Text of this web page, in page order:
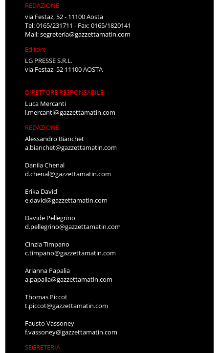
REDAZIONE
via Festaz, 52 - 11100 Aosta
Tel: 0165/231711 - Fax: 0165/1820141
Mail:segreteria@gazzettamatin.com
Editore
LG PRESSE S.R.L.
via Festaz, 52 11100 AOSTA
DIRETTORE RESPONSABILE
Luca Mercanti
l.mercanti@gazzettamatin.com
REDAZIONE
Alessandro Bianchet
a.bianchet@gazzettamatin.com
Danila Chenal
d.chenal@gazzettamatin.com
Erika David
e.david@gazzettamatin.com
Davide Pellegrino
d.pellegrino@gazzettamatin.com
Cinzia Timpano
c.timpano@gazzettamatin.com
Arianna Papalia
a.papalia@gazzettamatin.com
Thomas Piccot
t.piccot@gazzettamatin.com
Fausto Vassoney
f.vassoney@gazzettamatin.com
SEGRETERIA